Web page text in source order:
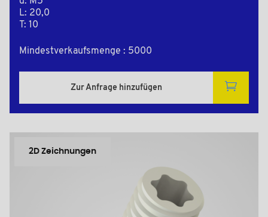
L: 20,0
T: 10
Mindestverkaufsmenge : 5000
Zur Anfrage hinzufügen
2D Zeichnungen